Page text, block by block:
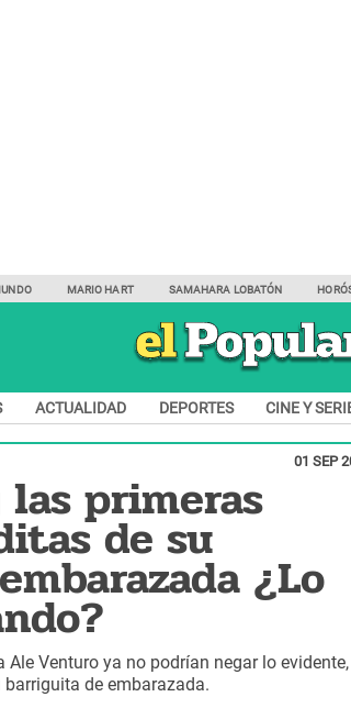
MARIO HART SAMAHARA LOBATÓN
ACTUALIDAD DEPORTES CINE Y
01 SEP
primeras
de su
¿Lo
Venturo ya no podrían negar lo
de embarazada.